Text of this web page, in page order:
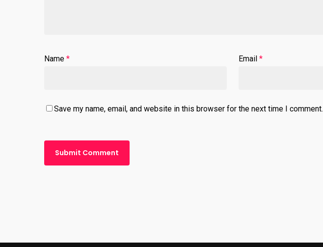
Name * Email *
Save my name, email, and website in this browser for the next time I comment.